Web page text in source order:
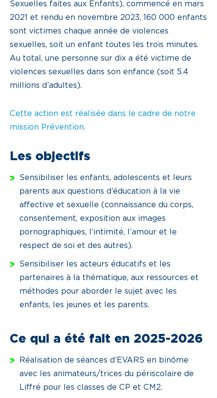
Sexuelles faites aux Enfants), commencé en mars
2021 et rendu en novembre 2023, 160 000 enfants
sont victimes chaque année de violences
sexuelles, soit un enfant toutes les trois minutes.
Au total, une personne sur dix a été victime de
violences sexuelles dans son enfance (soit 5.4
millions d’adultes).
Cette action est réalisée dans le cadre de notre
mission Prévention.
Les objectifs
Sensibiliser les enfants, adolescents et leurs
parents aux questions d’éducation à la vie
affective et sexuelle (connaissance du corps,
consentement, exposition aux images
pornographiques, l’intimité, l’amour et le
respect de soi et des autres).
Sensibiliser les acteurs éducatifs et les
partenaires à la thématique, aux ressources et
méthodes pour aborder le sujet avec les
enfants, les jeunes et les parents.
Ce qui a été fait en 2025-2026
Réalisation de séances d’EVARS en binôme
avec les animateurs/trices du périscolaire de
Liffré pour les classes de CP et CM2.